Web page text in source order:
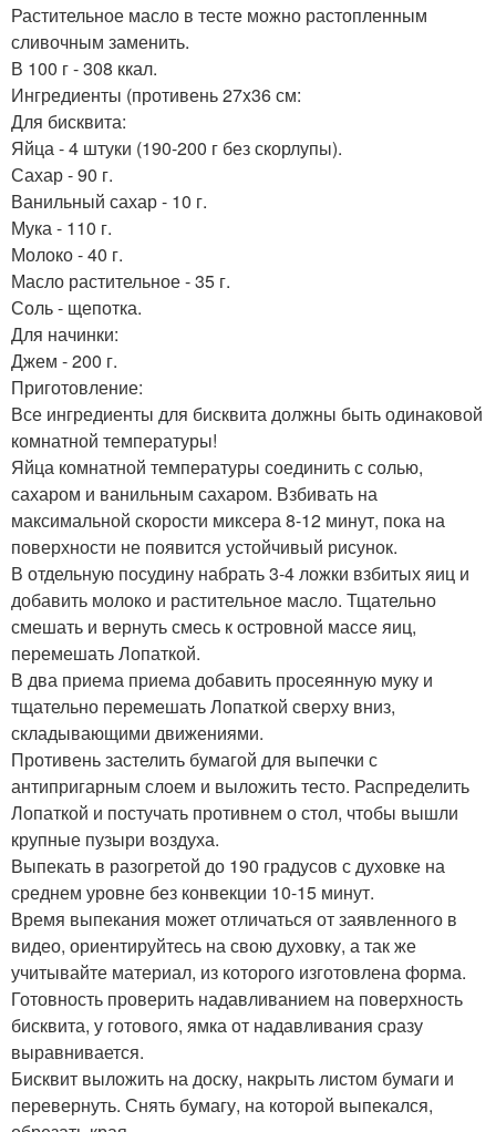
Растительное масло в тесте можно растопленным
сливочным заменить.
В 100 г - 308 ккал.
Ингредиенты (противень 27x36 см:
Для бисквита:
Яйца - 4 штуки (190-200 г без скорлупы).
Сахар - 90 г.
Ванильный сахар - 10 г.
Мука - 110 г.
Молоко - 40 г.
Масло растительное - 35 г.
Соль - щепотка.
Для начинки:
Джем - 200 г.
Приготовление:
Все ингредиенты для бисквита должны быть одинаковой
комнатной температуры!
Яйца комнатной температуры соединить с солью,
сахаром и ванильным сахаром. Взбивать на
максимальной скорости миксера 8-12 минут, пока на
поверхности не появится устойчивый рисунок.
В отдельную посудину набрать 3-4 ложки взбитых яиц и
добавить молоко и растительное масло. Тщательно
смешать и вернуть смесь к островной массе яиц,
перемешать Лопаткой.
В два приема приема добавить просеянную муку и
тщательно перемешать Лопаткой сверху вниз,
складывающими движениями.
Противень застелить бумагой для выпечки с
антипригарным слоем и выложить тесто. Распределить
Лопаткой и постучать противнем о стол, чтобы вышли
крупные пузыри воздуха.
Выпекать в разогретой до 190 градусов с духовке на
среднем уровне без конвекции 10-15 минут.
Время выпекания может отличаться от заявленного в
видео, ориентируйтесь на свою духовку, а так же
учитывайте материал, из которого изготовлена форма.
Готовность проверить надавливанием на поверхность
бисквита, у готового, ямка от надавливания сразу
выравнивается.
Бисквит выложить на доску, накрыть листом бумаги и
перевернуть. Снять бумагу, на которой выпекался,